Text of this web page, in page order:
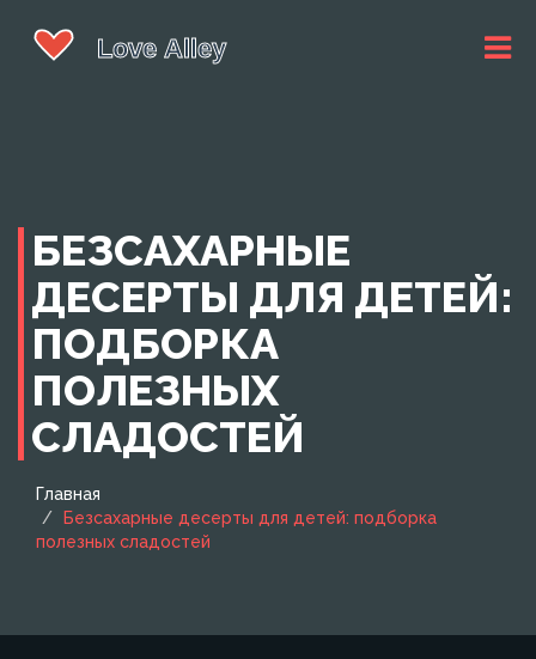
БЕЗСАХАРНЫЕ
ДЕСЕРТЫ ДЛЯ ДЕТЕЙ:
ПОДБОРКА
ПОЛЕЗНЫХ
СЛАДОСТЕЙ
Главная
Безсахарные десерты для детей: подборка
полезных сладостей